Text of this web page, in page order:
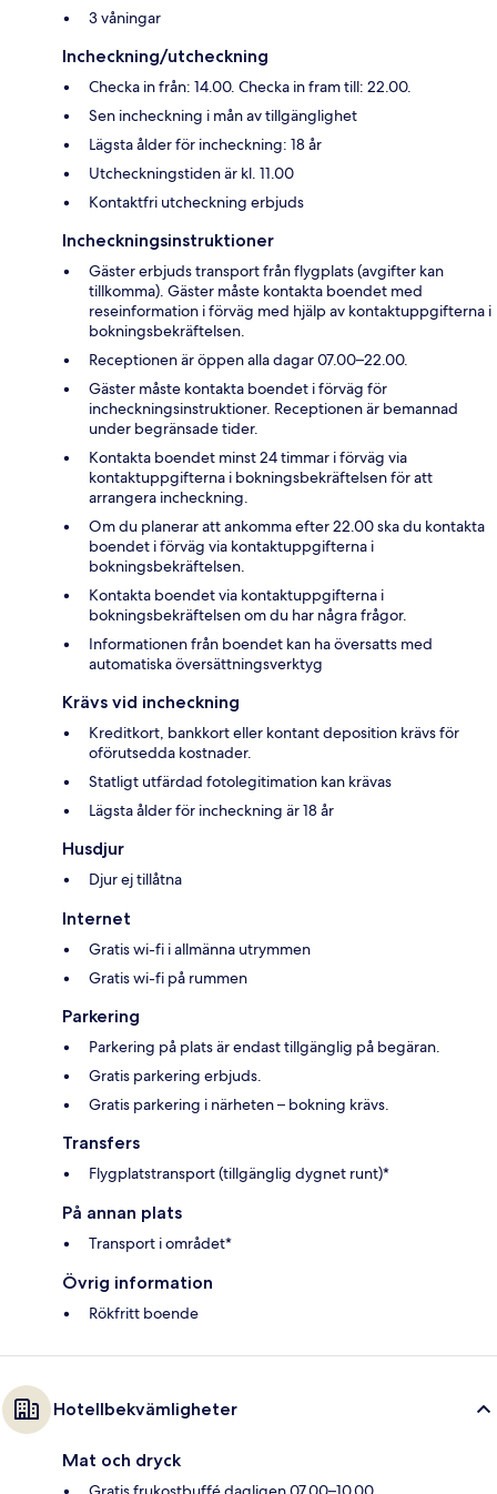
3 våningar
Incheckning/utcheckning
Checka in från: 14.00. Checka in fram till: 22.00.
Sen incheckning i mån av tillgänglighet
Lägsta ålder för incheckning: 18 år
Utcheckningstiden är kl. 11.00
Kontaktfri utcheckning erbjuds
Incheckningsinstruktioner
Gäster erbjuds transport från flygplats (avgifter kan
tillkomma). Gäster måste kontakta boendet med
reseinformation i förväg med hjälp av kontaktuppgifterna i
bokningsbekräftelsen.
Receptionen är öppen alla dagar 07.00–22.00.
Gäster måste kontakta boendet i förväg för
incheckningsinstruktioner. Receptionen är bemannad
under begränsade tider.
Kontakta boendet minst 24 timmar i förväg via
kontaktuppgifterna i bokningsbekräftelsen för att
arrangera incheckning.
Om du planerar att ankomma efter 22.00 ska du kontakta
boendet i förväg via kontaktuppgifterna i
bokningsbekräftelsen.
Kontakta boendet via kontaktuppgifterna i
bokningsbekräftelsen om du har några frågor.
Informationen från boendet kan ha översatts med
automatiska översättningsverktyg
Krävs vid incheckning
Kreditkort, bankkort eller kontant deposition krävs för
oförutsedda kostnader.
Statligt utfärdad fotolegitimation kan krävas
Lägsta ålder för incheckning är 18 år
Husdjur
Djur ej tillåtna
Internet
Gratis wi-fi i allmänna utrymmen
Gratis wi-fi på rummen
Parkering
Parkering på plats är endast tillgänglig på begäran.
Gratis parkering erbjuds.
Gratis parkering i närheten – bokning krävs.
Transfers
Flygplatstransport (tillgänglig dygnet runt)*
På annan plats
Transport i området*
Övrig information
Rökfritt boende
Hotellbekvämligheter
Mat och dryck